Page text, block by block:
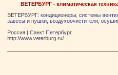
ВЕТЕРБУРГ - климатическая
ВЕТЕРБУРГ: кондиционеры, системы
завесы и пушки, воздухоочистители,
Россия
Санкт Петербург
http://www.veterburg.ru/